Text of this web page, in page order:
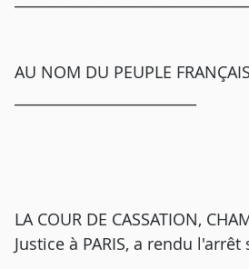
AU NOM DU PEUPLE FRANÇAIS
LA COUR DE CASSATION,
Justice à PARIS, a rendu l'arrêt